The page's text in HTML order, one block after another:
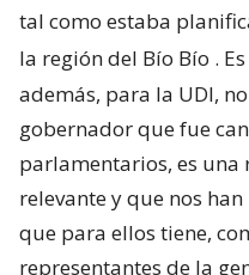
tal como estaba
la región del Bío Bío .
además, para la UDI,
gobernador que fue
parlamentarios, es una
relevante y que nos
que para ellos tiene,
representantes de la